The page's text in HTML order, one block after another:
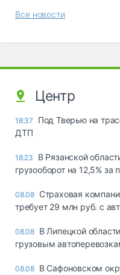
Все новости
Центр
18:37
Под Тверью на
ДТП
18:23
В Рязанской
грузооборот на 12,5% за
08.08 Страховая
требует 29 млн руб. с
08.08 В Липецкой
грузовым
08.08 В Сафоновском